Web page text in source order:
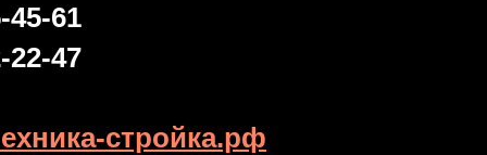
45-61
22-47
стройка.рф